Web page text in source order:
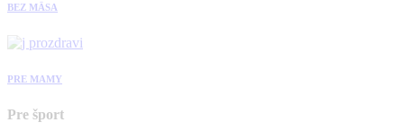
BEZ MÄSA
PRE MAMY
Pre šport